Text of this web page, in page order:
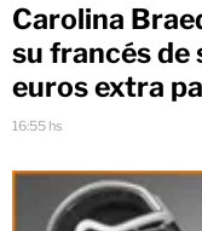
Carolina
su francés de
euros extra
16:55 hs